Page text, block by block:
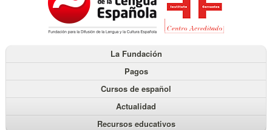
La Fundación
Pagos
Cursos de español
Actualidad
Recursos educativos